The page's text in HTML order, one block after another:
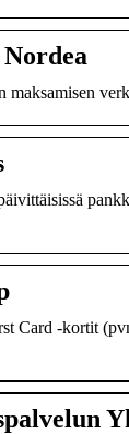
Card -kortit